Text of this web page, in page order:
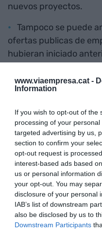
www.viaempresa.cat -
Information
If you wish to opt-out of the
processing of your
targeted advertising by us,
section to confirm your
opt-out request is
interest-based ads based
us or personal information
your opt-out. You may
disclosure of your personal
IAB’s list of downstream
also be disclosed by us to
Downstream Participants
nuevos proyectos.
Tampoco se puede
ofertas publicas de
hubieran iniciado
En definitiva, no hay
relacionados con
surgir. Si repasamos
en la última década
que se ha funcionado
prorrogados debido a
mayoría
gobierno.
"Aplazar las